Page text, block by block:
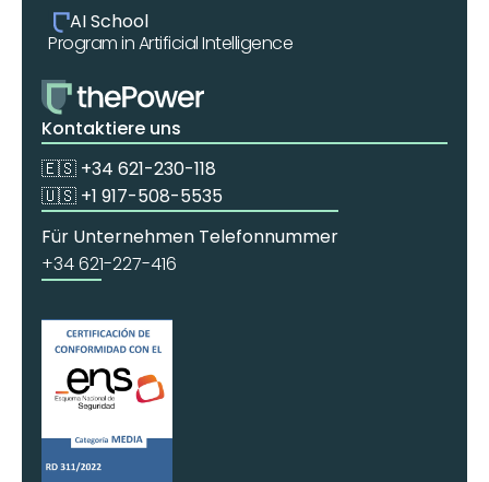
AI School
Program in Artificial Intelligence
Kontaktiere uns
🇪🇸 +34 621-230-118
🇺🇸 +1 917-508-5535
Für Unternehmen Telefonnummer
+34 621-227-416